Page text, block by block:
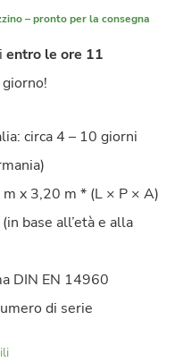
– pronto per la consegna
entro le ore 11
circa 4 – 10 giorni
x 3,20 m * (L × P × A)
base all’età e alla
DIN EN 14960
di serie